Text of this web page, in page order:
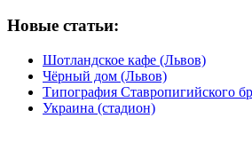
Новые статьи:
Шотландское кафе (Львов)
Чёрный дом (Львов)
Типография Ставропигийского
Украина (стадион)